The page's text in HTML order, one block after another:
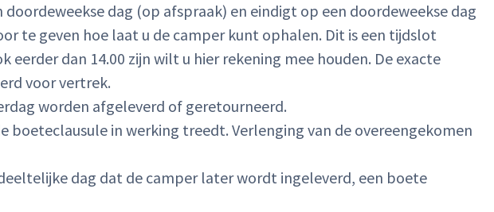
dag (op afspraak) en eindigt op een doordeweekse dag
te geven hoe laat u de camper kunt ophalen. Dit is een tijdslot
dan 14.00 zijn wilt u hier rekening mee houden. De exacte
voor vertrek.
worden afgeleverd of geretourneerd.
boeteclausule in werking treedt. Verlenging van de overeengekomen
dag dat de camper later wordt ingeleverd, een boete